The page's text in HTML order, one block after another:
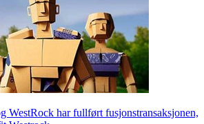
WestRock har fullført fusjonstransaksjonen,